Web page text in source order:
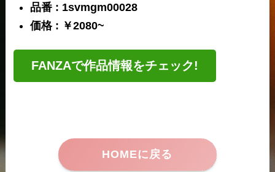
品番 : 1svmgm00028
価格 : ￥2080~
FANZAで作品情報をチェック!
HOMEに戻る